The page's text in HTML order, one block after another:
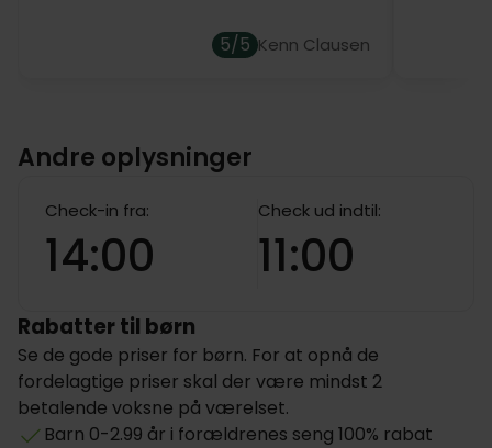
5/5 Kenn Clausen
Andre oplysninger
Check-in fra:
14:00
Check ud indtil:
11:00
Rabatter til børn
Se de gode priser for børn. For at opnå de
fordelagtige priser skal der være mindst 2
betalende voksne på værelset.
Barn 0-2.99 år i forældrenes seng 100% rabat